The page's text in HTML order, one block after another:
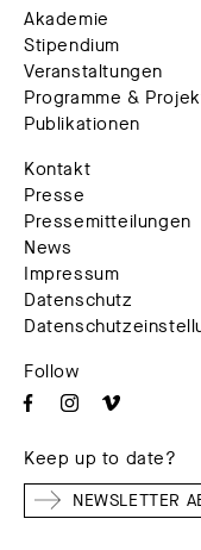
Akademie
Stipendium
Veranstaltungen
Programme &
Publikationen
Kontakt
Presse
Pressemitteilungen
News
Impressum
Datenschutz
Follow
Keep up to date?
NEWSLETTER